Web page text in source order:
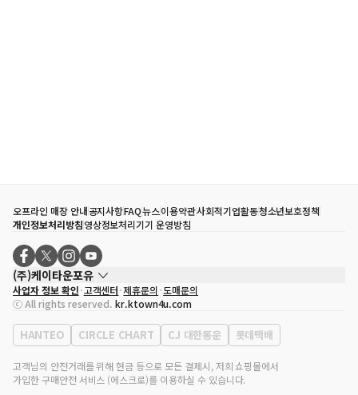
오프라인 매장 안내공지사항FAQ뉴스이용약관사회적기업활동청소년보호정책
개인정보처리방침영상정보처리기기 운영방침
(주)케이타운포유
대표자
송효민
사업자등록번호
120-87-71116
통신판매업 신고번호 제2011-서울강남-02223
대표전화
02-552-9855
사업자 정보 확인 고객센터 제휴문의 도매문의
ⓒ All rights reserved. kr.ktown4u.com
HANTEO CIRCLE CHART CJ 대한통운 롯데택배
고객님의 안전거래를 위해 현금 등으로 모든 결제시, 저희 쇼핑몰에서
가입한 구매안전 서비스 (에스크로)를 이용하실 수 있습니다.